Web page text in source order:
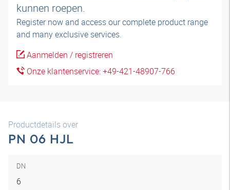
kunnen roepen.
Register now and access our complete product range
and many exclusive services.
Aanmelden / registreren
Onze klantenservice: +49-421-48907-766
Productdetails over
PN 06 HJL
DN
6